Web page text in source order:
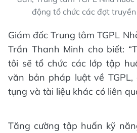
động tổ chức các đợt
Giám đốc Trung tâm TGPL
Trần Thanh Minh cho biết:
tôi sẽ tổ chức các lớp tập
văn bản pháp luật về
tụng và tài liệu khác có liên
Tăng cường tập huấn kỹ